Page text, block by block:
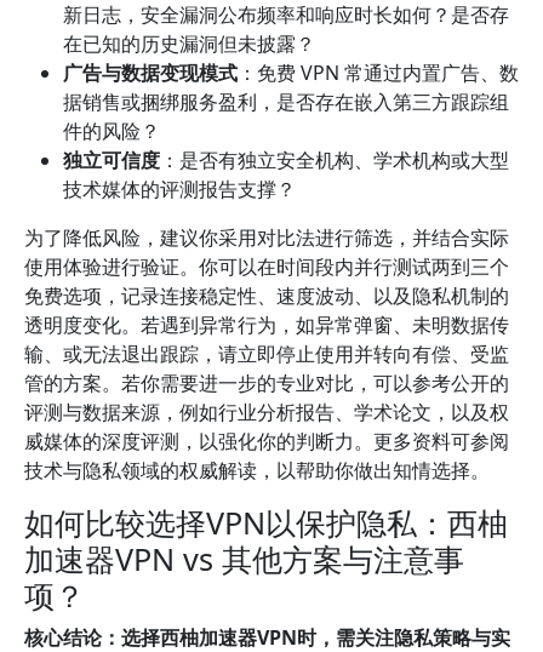
新日志，安全漏洞公布频率和响应时长如何？是否存
在已知的历史漏洞但未披露？
广告与数据变现模式 ：免费 VPN 常通过内置广告、数
据销售或捆绑服务盈利，是否存在嵌入第三方跟踪组
件的风险？
独立可信度 ：是否有独立安全机构、学术机构或大型
技术媒体的评测报告支撑？
为了降低风险，建议你采用对比法进行筛选，并结合实际
使用体验进行验证。你可以在时间段内并行测试两到三个
免费选项，记录连接稳定性、速度波动、以及隐私机制的
透明度变化。若遇到异常行为，如异常弹窗、未明数据传
输、或无法退出跟踪，请立即停止使用并转向有偿、受监
管的方案。若你需要进一步的专业对比，可以参考公开的
评测与数据来源，例如行业分析报告、学术论文，以及权
威媒体的深度评测，以强化你的判断力。更多资料可参阅
技术与隐私领域的权威解读，以帮助你做出知情选择。
如何比较选择VPN以保护隐私：西柚
加速器VPN vs 其他方案与注意事
项？
核心结论：选择西柚加速器VPN时，需关注隐私策略与实